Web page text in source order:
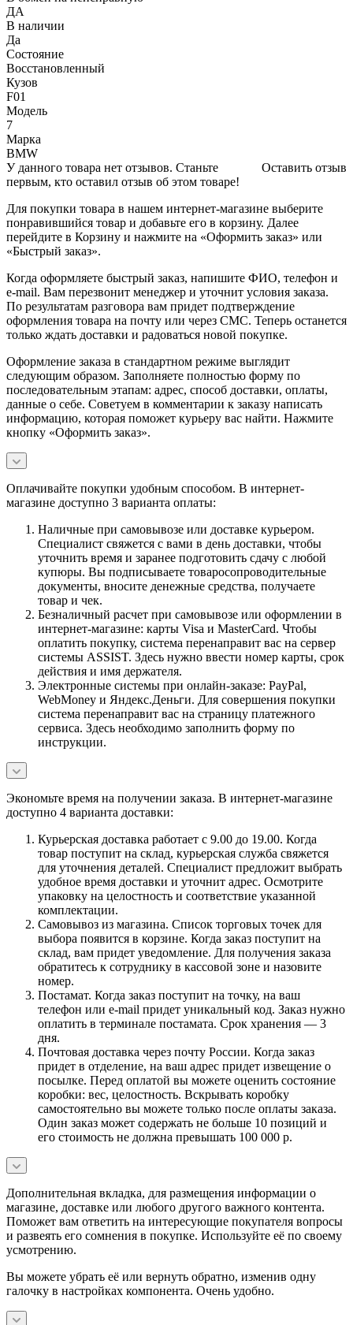
ДА
В наличии
Да
Состояние
Восстановленный
Кузов
F01
Модель
7
Марка
BMW
Оставить отзыв
У данного товара нет отзывов. Станьте
первым, кто оставил отзыв об этом товаре!
Для покупки товара в нашем интернет-магазине выберите
понравившийся товар и добавьте его в корзину. Далее
перейдите в Корзину и нажмите на «Оформить заказ» или
«Быстрый заказ».
Когда оформляете быстрый заказ, напишите ФИО, телефон и
e-mail. Вам перезвонит менеджер и уточнит условия заказа.
По результатам разговора вам придет подтверждение
оформления товара на почту или через СМС. Теперь останется
только ждать доставки и радоваться новой покупке.
Оформление заказа в стандартном режиме выглядит
следующим образом. Заполняете полностью форму по
последовательным этапам: адрес, способ доставки, оплаты,
данные о себе. Советуем в комментарии к заказу написать
информацию, которая поможет курьеру вас найти. Нажмите
кнопку «Оформить заказ».
Оплачивайте покупки удобным способом. В интернет-
магазине доступно 3 варианта оплаты:
Наличные при самовывозе или доставке курьером.
Специалист свяжется с вами в день доставки, чтобы
уточнить время и заранее подготовить сдачу с любой
купюры. Вы подписываете товаросопроводительные
документы, вносите денежные средства, получаете
товар и чек.
Безналичный расчет при самовывозе или оформлении в
интернет-магазине: карты Visa и MasterCard. Чтобы
оплатить покупку, система перенаправит вас на сервер
системы ASSIST. Здесь нужно ввести номер карты, срок
действия и имя держателя.
Электронные системы при онлайн-заказе: PayPal,
WebMoney и Яндекс.Деньги. Для совершения покупки
система перенаправит вас на страницу платежного
сервиса. Здесь необходимо заполнить форму по
инструкции.
Экономьте время на получении заказа. В интернет-магазине
доступно 4 варианта доставки:
Курьерская доставка работает с 9.00 до 19.00. Когда
товар поступит на склад, курьерская служба свяжется
для уточнения деталей. Специалист предложит выбрать
удобное время доставки и уточнит адрес. Осмотрите
упаковку на целостность и соответствие указанной
комплектации.
Самовывоз из магазина. Список торговых точек для
выбора появится в корзине. Когда заказ поступит на
склад, вам придет уведомление. Для получения заказа
обратитесь к сотруднику в кассовой зоне и назовите
номер.
Постамат. Когда заказ поступит на точку, на ваш
телефон или e-mail придет уникальный код. Заказ нужно
оплатить в терминале постамата. Срок хранения — 3
дня.
Почтовая доставка через почту России. Когда заказ
придет в отделение, на ваш адрес придет извещение о
посылке. Перед оплатой вы можете оценить состояние
коробки: вес, целостность. Вскрывать коробку
самостоятельно вы можете только после оплаты заказа.
Один заказ может содержать не больше 10 позиций и
его стоимость не должна превышать 100 000 р.
Дополнительная вкладка, для размещения информации о
магазине, доставке или любого другого важного контента.
Поможет вам ответить на интересующие покупателя вопросы
и развеять его сомнения в покупке. Используйте её по своему
усмотрению.
Вы можете убрать её или вернуть обратно, изменив одну
галочку в настройках компонента. Очень удобно.